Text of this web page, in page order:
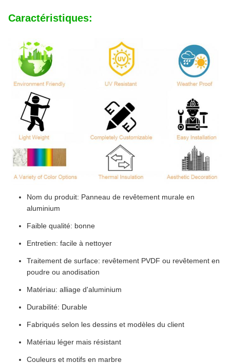
Caractéristiques:
Nom du produit: Panneau de revêtement murale en
aluminium
Faible qualité: bonne
Entretien: facile à nettoyer
Traitement de surface: revêtement PVDF ou revêtement en
poudre ou anodisation
Matériau: alliage d'aluminium
Durabilité: Durable
Fabriqués selon les dessins et modèles du client
Matériau léger mais résistant
Couleurs et motifs en marbre